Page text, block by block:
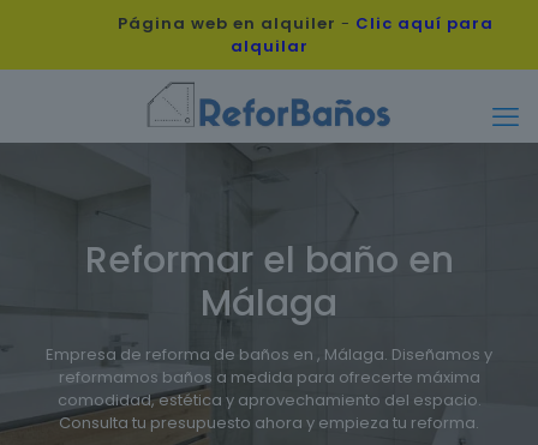
Página web en alquiler - Clic aquí para
alquilar
Reformar el baño en
Málaga
Empresa de reforma de baños en , Málaga. Diseñamos y
reformamos baños a medida para ofrecerte máxima
comodidad, estética y aprovechamiento del espacio.
Consulta tu presupuesto ahora y empieza tu reforma.